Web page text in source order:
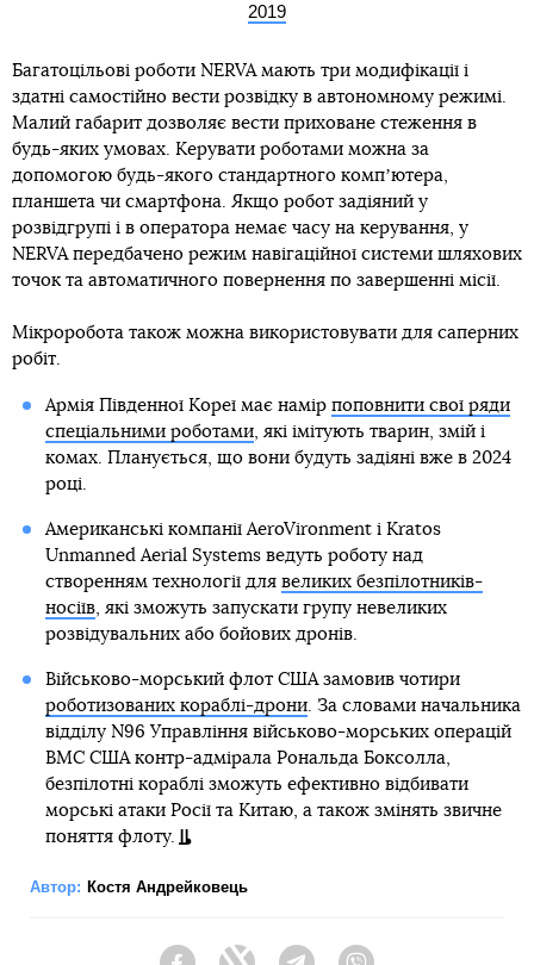
2019
Багатоцільові роботи NERVA мають три модифікації і
здатні самостійно вести розвідку в автономному режимі.
Малий габарит дозволяє вести приховане стеження в
будь-яких умовах. Керувати роботами можна за
допомогою будь-якого стандартного компʼютера,
планшета чи смартфона. Якщо робот задіяний у
розвідгрупі і в оператора немає часу на керування, у
NERVA передбачено режим навігаційної системи шляхових
точок та автоматичного повернення по завершенні місії.
Мікроробота також можна використовувати для саперних
робіт.
Армія Південної Кореї має намір поповнити свої ряди
спеціальними роботами, які імітують тварин, змій і
комах. Планується, що вони будуть задіяні вже в 2024
році.
Американські компанії AeroVironment і Kratos
Unmanned Aerial Systems ведуть роботу над
створенням технології для великих безпілотників-
носіїв, які зможуть запускати групу невеликих
розвідувальних або бойових дронів.
Військово-морський флот США замовив чотири
роботизованих кораблі-дрони. За словами начальника
відділу N96 Управління військово-морських операцій
ВМС США контр-адмірала Рональда Боксолла,
безпілотні кораблі зможуть ефективно відбивати
морські атаки Росії та Китаю, а також змінять звичне
поняття флоту.
Автор: Костя Андрейковець